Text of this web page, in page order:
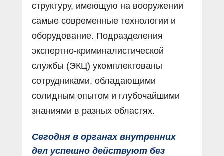
структуру, имеющую на вооружении
самые современные технологии и
оборудование. Подразделения
экспертно-криминалистической
службы (ЭКЦ) укомплектованы
сотрудниками, обладающими
солидным опытом и глубочайшими
знаниями в разных областях.
Сегодня в органах внутренних
дел успешно действуют без